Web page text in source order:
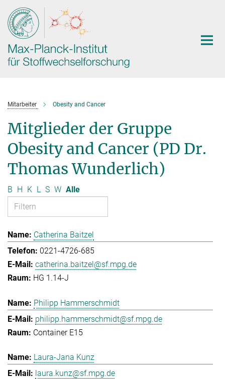
Hauptinhalt
Mitarbeiter Obesity and Cancer
Mitglieder der Gruppe
Obesity and Cancer (PD Dr.
Thomas Wunderlich)
B H K L S W Alle
Catherina Baitzel
0221-4726-685
catherina.baitzel@sf.mpg.de
HG 1.14-J
Philipp Hammerschmidt
philipp.hammerschmidt@sf.mpg.de
Container E15
Laura-Jana Kunz
laura.kunz@sf.mpg.de